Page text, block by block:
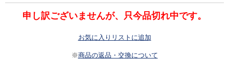
申し訳ございませんが、只今品切れ中です。
お気に入りリストに追加
※商品の返品・交換について